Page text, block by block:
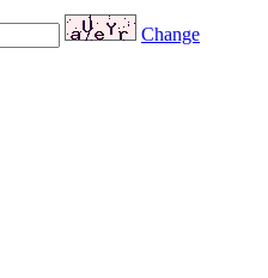
Change